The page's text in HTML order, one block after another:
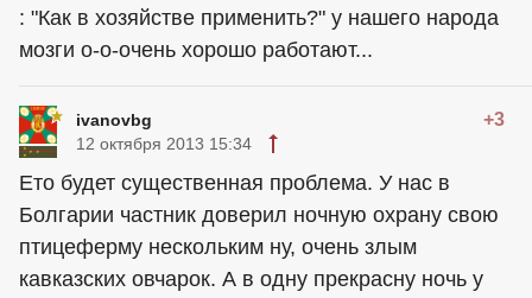
: "Как в хозяйстве применить?" у нашего народа
мозги о-о-очень хорошо работают...
ivanovbg +3
12 октября 2013 15:34
Ето будет существенная проблема. У нас в
Болгарии частник доверил ночную охрану свою
птицеферму нескольким ну, очень злым
кавказских овчарок. А в одну прекрасну ночь у